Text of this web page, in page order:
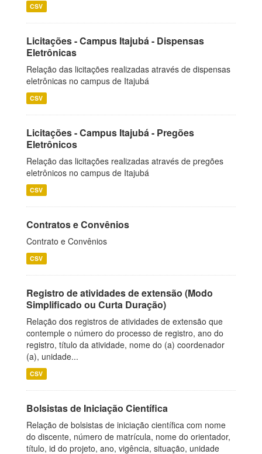
CSV
Licitações - Campus Itajubá - Dispensas
Eletrônicas
Relação das licitações realizadas através de dispensas
eletrônicas no campus de Itajubá
CSV
Licitações - Campus Itajubá - Pregões
Eletrônicos
Relação das licitações realizadas através de pregões
eletrônicos no campus de Itajubá
CSV
Contratos e Convênios
Contrato e Convênios
CSV
Registro de atividades de extensão (Modo
Simplificado ou Curta Duração)
Relação dos registros de atividades de extensão que
contemple o número do processo de registro, ano do
registro, título da atividade, nome do (a) coordenador
(a), unidade...
CSV
Bolsistas de Iniciação Científica
Relação de bolsistas de iniciação científica com nome
do discente, número de matrícula, nome do orientador,
título, id do projeto, ano, vigência, situação, unidade